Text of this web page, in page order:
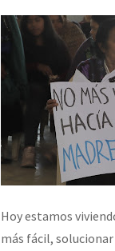
Hoy estamos
más fácil, solucionar